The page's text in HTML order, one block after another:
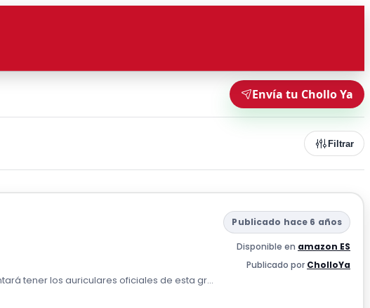
Envía tu Chollo Ya
Filtrar
Publicado hace 6 años
Disponible en amazon ES
Publicado por CholloYa
tener los auriculares oficiales de esta gr...